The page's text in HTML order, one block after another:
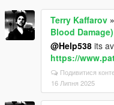
Terry Kaffarov »
Blood Damage)
@Help538 its
https://
Подивитися
16 Липня 2025